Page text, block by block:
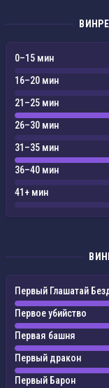
0–15 мин
16–20 мин
21–25 мин
26–30 мин
31–35 мин
36–40 мин
41+ мин
Первый Глашатай
Первое убийство
Первая башня
Первый дракон
Первый Барон